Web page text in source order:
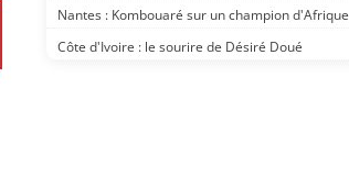
Nantes : Kombouaré sur un champion d'Afrique
Côte d'Ivoire : le sourire de Désiré Doué